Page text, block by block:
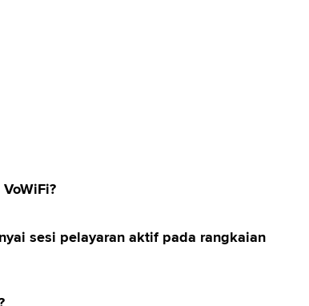
sesi pelayaran aktif pada rangkaian